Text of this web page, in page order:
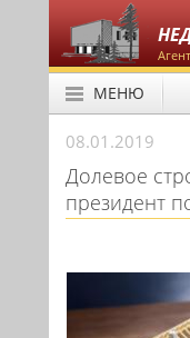
МЕНЮ
08.01.2019
Долевое
президент